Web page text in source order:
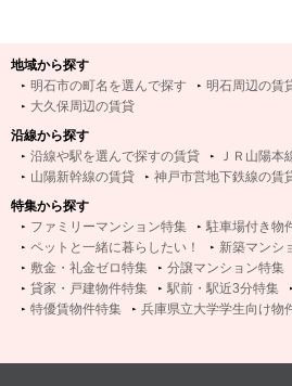
地域から探す
明石市の町名を選んで探す
明石周辺の賃
大久保周辺の賃貸
沿線から探す
沿線や駅を選んで探すの賃貸
ＪＲ山陽本
山陽新幹線の賃貸
神戸市営地下鉄線の賃
特集から探す
ファミリーマンション特集
駐車場付き物
ペットと一緒に暮らしたい！
新築マンシ
敷金・礼金ゼロ特集
分譲マンション特集
貸家・戸建物件特集
駅前・駅近3分特集
特優賃物件特集
兵庫県立大学学生向け物